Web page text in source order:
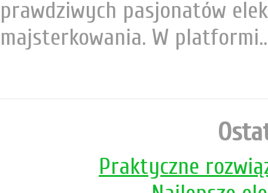
prawdziwych pasjonatów
majsterkowania. W
Praktyczne